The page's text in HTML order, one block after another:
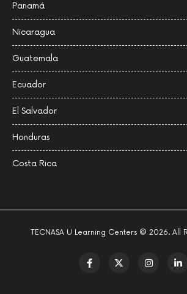
Panamá
Nicaragua
Guatemala
Ecuador
El Salvador
Honduras
Costa Rica
TECNASA U Learning Centers © 2026. All